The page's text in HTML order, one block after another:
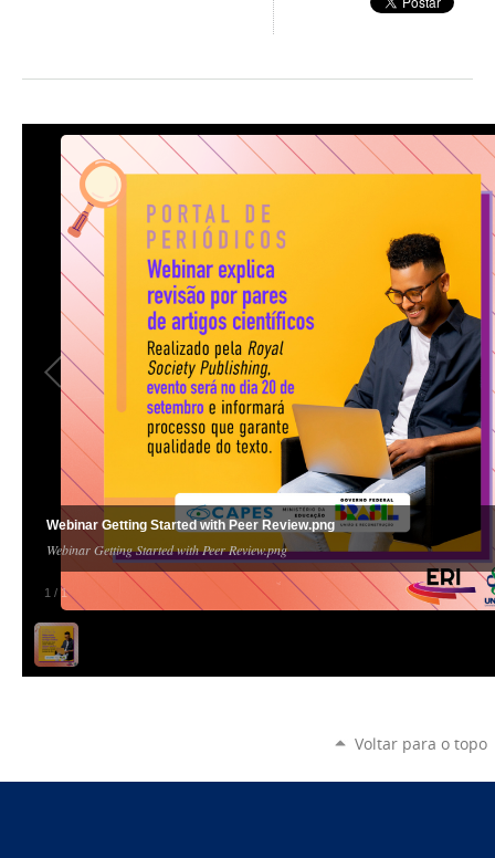
1 / 1
Webinar Getting Started with Peer Review.png
Webinar Getting Started with Peer Review.png
Voltar para o topo